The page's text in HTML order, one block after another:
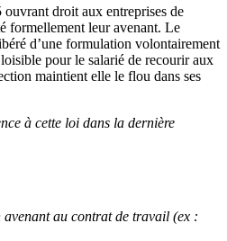
droit aux entreprises de
formellement leur avenant. Le
d’une formulation volontairement
pour le salarié de recourir aux
maintient elle le flou dans ses
à cette loi dans la dernière
avenant au contrat de travail (ex :